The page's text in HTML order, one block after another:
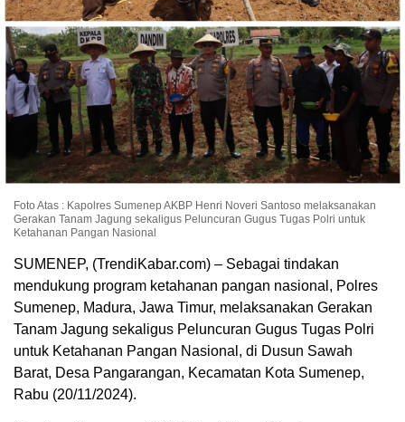
Foto Atas : Kapolres Sumenep AKBP Henri Noveri Santoso melaksanakan
Gerakan Tanam Jagung sekaligus Peluncuran Gugus Tugas Polri untuk
Ketahanan Pangan Nasional
SUMENEP, (TrendiKabar.com) – Sebagai tindakan
mendukung program ketahanan pangan nasional, Polres
Sumenep, Madura, Jawa Timur, melaksanakan Gerakan
Tanam Jagung sekaligus Peluncuran Gugus Tugas Polri
untuk Ketahanan Pangan Nasional, di Dusun Sawah
Barat, Desa Pangarangan, Kecamatan Kota Sumenep,
Rabu (20/11/2024).